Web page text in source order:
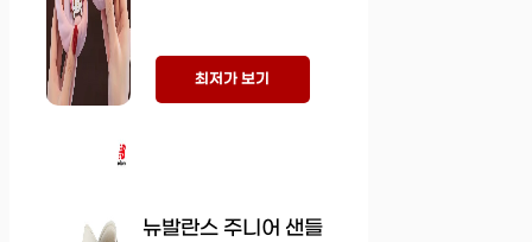
최저가 보기
뉴발란스 주니어 샌들